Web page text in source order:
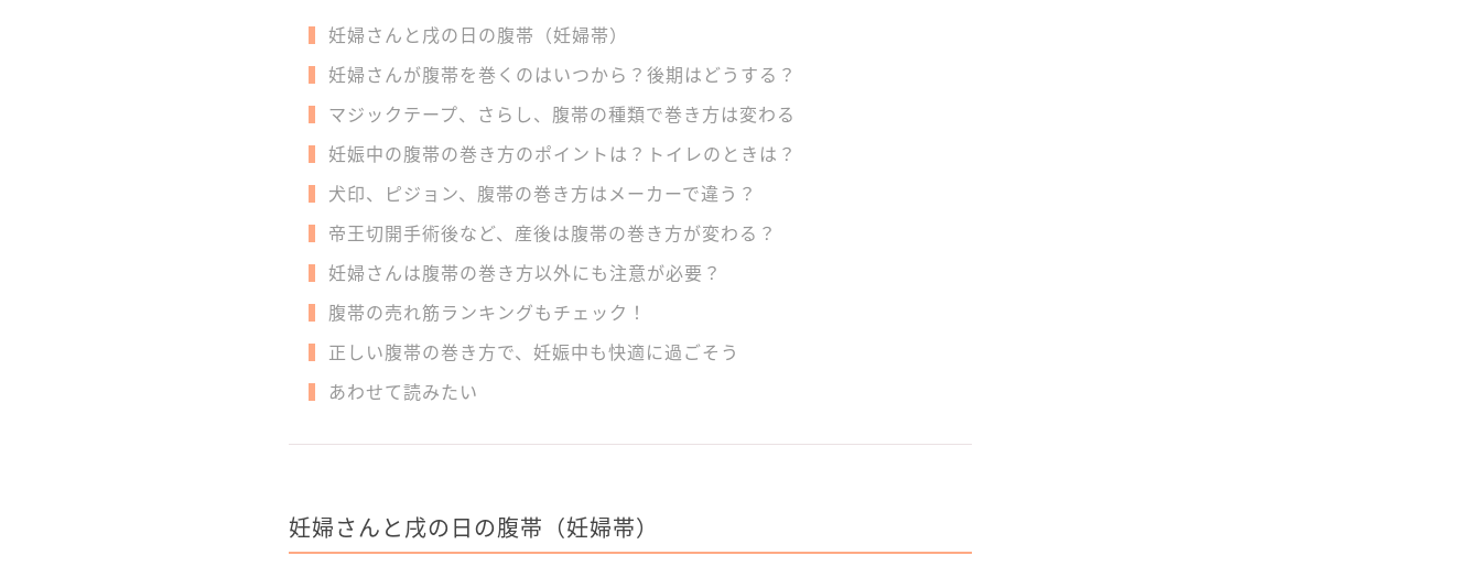
妊婦さんと戌の日の腹帯（妊婦帯）
妊婦さんが腹帯を巻くのはいつから？後期はどうする？
マジックテープ、さらし、腹帯の種類で巻き方は変わる
妊娠中の腹帯の巻き方のポイントは？トイレのときは？
犬印、ピジョン、腹帯の巻き方はメーカーで違う？
帝王切開手術後など、産後は腹帯の巻き方が変わる？
妊婦さんは腹帯の巻き方以外にも注意が必要？
腹帯の売れ筋ランキングもチェック！
正しい腹帯の巻き方で、妊娠中も快適に過ごそう
あわせて読みたい
妊婦さんと戌の日の腹帯（妊婦帯）